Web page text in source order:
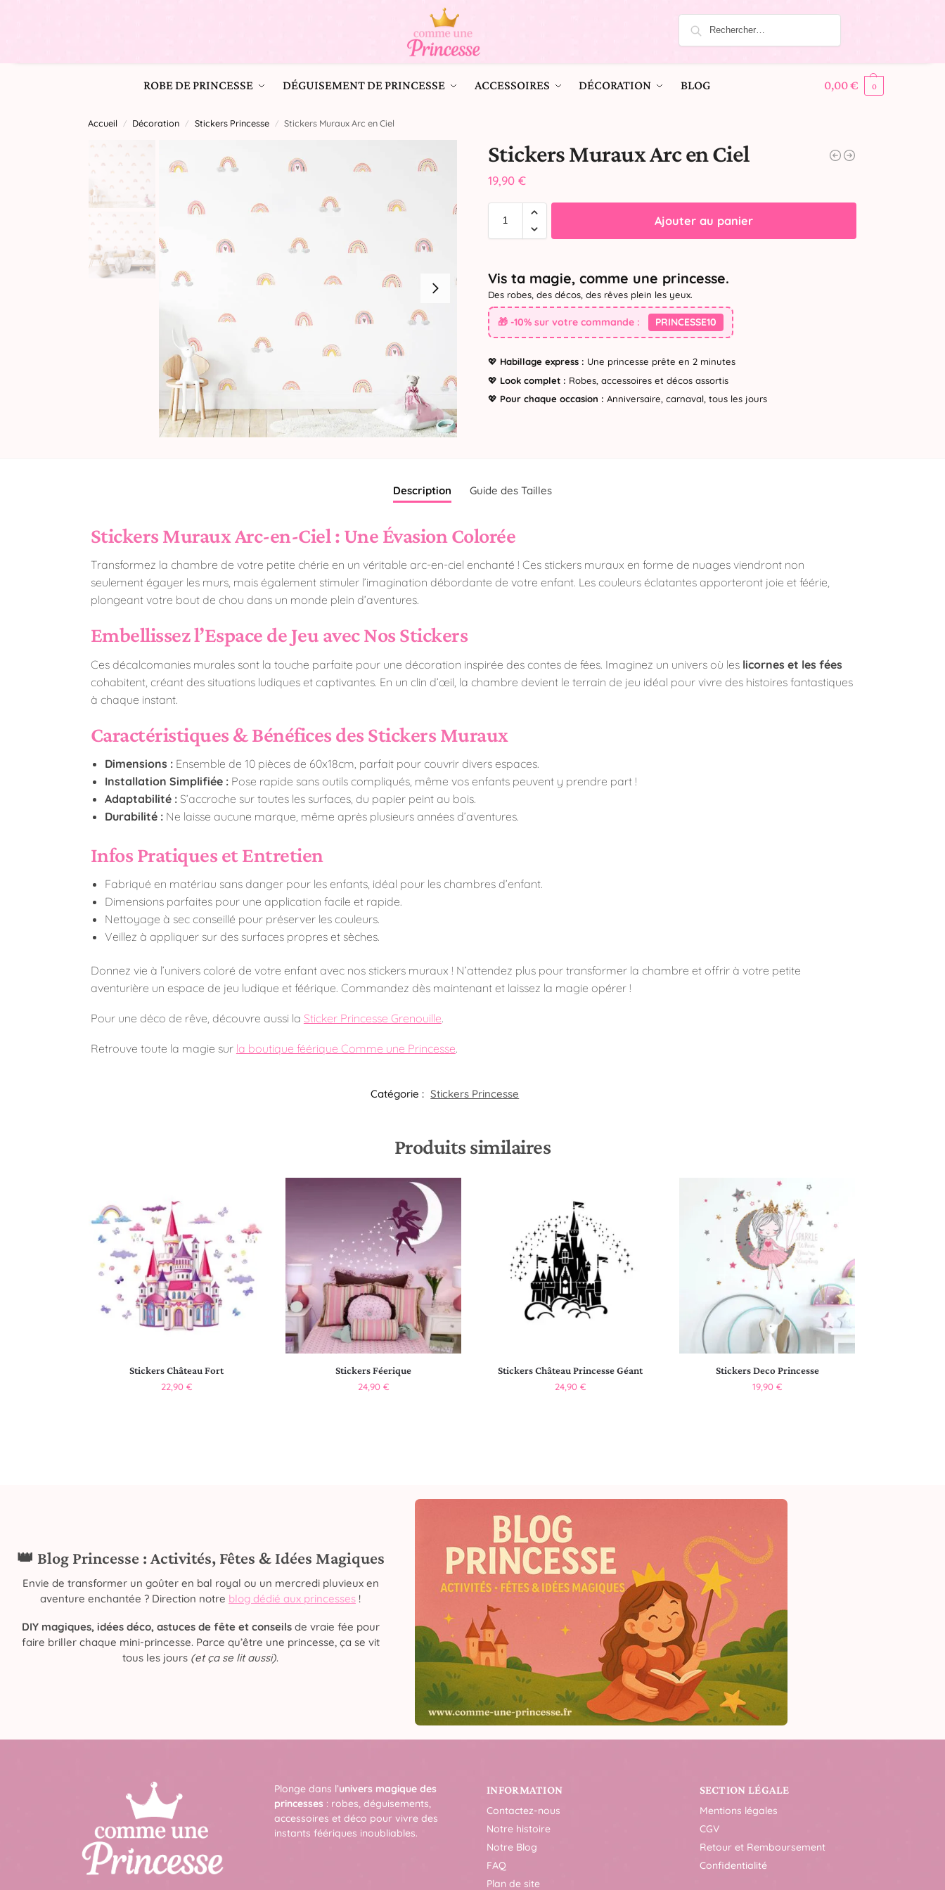
ROBE DE PRINCESSE DÉGUISEMENT DE PRINCESSE ACCESSOIRES DÉCORATION BLOG 0,00€ 0
Accueil / Décoration / Stickers Princesse / Stickers Muraux Arc en Ciel
Stickers Muraux Arc en Ciel
19,90 €
Ajouter au panier
Vis ta magie, comme une princesse.
Des robes, des décos, des rêves plein les yeux.
🎁 -10% sur votre commande : PRINCESSE10
💖 Habillage express : Une princesse prête en 2 minutes
💖 Look complet : Robes, accessoires et décos assortis
💖 Pour chaque occasion : Anniversaire, carnaval, tous les jours
Description Guide des Tailles
Stickers Muraux Arc-en-Ciel : Une Évasion Colorée
Transformez la chambre de votre petite chérie en un véritable arc-en-ciel enchanté ! Ces stickers muraux en forme de nuages viendront non
seulement égayer les murs, mais également stimuler l’imagination débordante de votre enfant. Les couleurs éclatantes apporteront joie et féérie,
plongeant votre bout de chou dans un monde plein d’aventures.
Embellissez l’Espace de Jeu avec Nos Stickers
Ces décalcomanies murales sont la touche parfaite pour une décoration inspirée des contes de fées. Imaginez un univers où les licornes et les fées
cohabitent, créant des situations ludiques et captivantes. En un clin d’œil, la chambre devient le terrain de jeu idéal pour vivre des histoires fantastiques
à chaque instant.
Caractéristiques & Bénéfices des Stickers Muraux
Dimensions :Ensemble de 10 pièces de 60x18cm, parfait pour couvrir divers espaces.
Installation Simplifiée :Pose rapide sans outils compliqués, même vos enfants peuvent y prendre part !
Adaptabilité :S’accroche sur toutes les surfaces, du papier peint au bois.
Durabilité :Ne laisse aucune marque, même après plusieurs années d’aventures.
Infos Pratiques et Entretien
Fabriqué en matériau sans danger pour les enfants, idéal pour les chambres d’enfant.
Dimensions parfaites pour une application facile et rapide.
Nettoyage à sec conseillé pour préserver les couleurs.
Veillez à appliquer sur des surfaces propres et sèches.
Donnez vie à l’univers coloré de votre enfant avec nos stickers muraux ! N’attendez plus pour transformer la chambre et offrir à votre petite
aventurière un espace de jeu ludique et féérique. Commandez dès maintenant et laissez la magie opérer !
Pour une déco de rêve, découvre aussi la Sticker Princesse Grenouille.
Retrouve toute la magie sur la boutique féérique Comme une Princesse.
Catégorie : Stickers Princesse
Produits similaires
Stickers Château Fort
22,90 €
Stickers Féerique
24,90 €
Stickers Château Princesse Géant
24,90 €
Stickers Deco Princesse
19,90 €
👑 Blog Princesse : Activités, Fêtes & Idées Magiques
Envie de transformer un goûter en bal royal ou un mercredi pluvieux en
aventure enchantée ? Direction notre blog dédié aux princesses !
DIY magiques, idées déco, astuces de fête et conseilsde vraie fée pour
faire briller chaque mini-princesse. Parce qu’être une princesse, ça se vit
tous les jours (et ça se lit aussi).
Plonge dans l’univers magique des
princesses : robes, déguisements,
accessoires et déco pour vivre des
instants féériques inoubliables.
INFORMATION
Contactez-nous
Notre histoire
Notre Blog
FAQ
Plan de site
SECTION LÉGALE
Mentions légales
CGV
Retour et Remboursement
Confidentialité